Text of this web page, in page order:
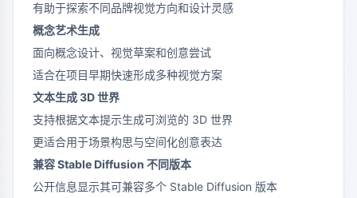
有助于探索不同品牌视觉方向和设计灵感
概念艺术生成
面向概念设计、视觉草案和创意尝试
适合在项目早期快速形成多种视觉方案
文本生成 3D 世界
支持根据文本提示生成可浏览的 3D 世界
更适合用于场景构思与空间化创意表达
兼容 Stable Diffusion 不同版本
公开信息显示其可兼容多个 Stable Diffusion 版本